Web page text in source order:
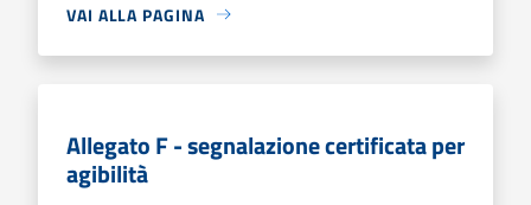
VAI ALLA PAGINA
Allegato F - segnalazione certificata per
agibilità